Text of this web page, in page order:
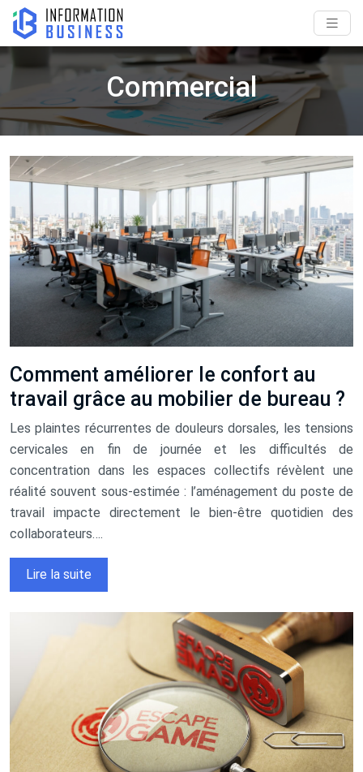
Commercial
Comment améliorer le confort au
travail grâce au mobilier de bureau ?
Les plaintes récurrentes de douleurs dorsales, les tensions
cervicales en fin de journée et les difficultés de
concentration dans les espaces collectifs révèlent une
réalité souvent sous-estimée : l’aménagement du poste de
travail impacte directement le bien-être quotidien des
collaborateurs….
Lire la suite